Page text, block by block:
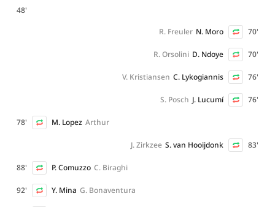
48'
70'
N. Moro
R. Freuler
70'
D. Ndoye
R. Orsolini
76'
C. Lykogiannis
V. Kristiansen
76'
J. Lucumí
S. Posch
78' M. Lopez Arthur
83'
S. van Hooijdonk
J. Zirkzee
88' P. Comuzzo C. Biraghi
92' Y. Mina G. Bonaventura